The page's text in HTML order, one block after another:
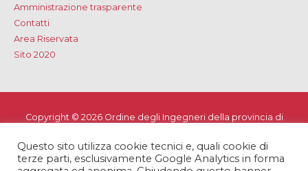
Amministrazione trasparente
Contatti
Area Riservata
Sito 2020
Copyright © 2026 Ordine degli Ingegneri della provincia di
Privacy e Cookie Policy-Note Legali -Dichiarazione di
accessibilità
Questo sito utilizza cookie tecnici e, quali cookie di
terze parti, esclusivamente Google Analytics in forma